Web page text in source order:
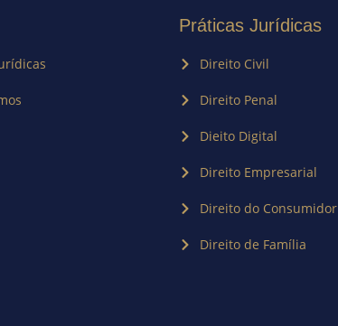
Práticas Jurídicas
Direito Civil
Direito Penal
Dieito Digital
Direito Empresarial
Direito do Consumidor
Direito de Família